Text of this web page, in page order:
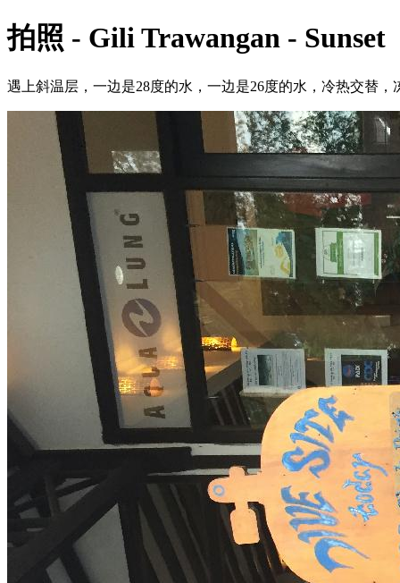
拍照 - Gili Trawangan - Sunset
遇上斜温层，一边是28度的水，一边是26度的水，冷热交替